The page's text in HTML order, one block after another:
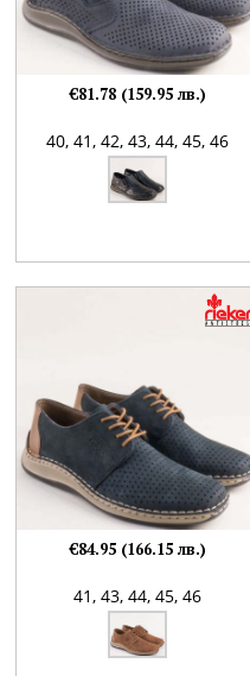
40,41,42,43,44,45,46
€81.78 (159.95 лв.)
41,43,44,45,46
€84.95 (166.15 лв.)